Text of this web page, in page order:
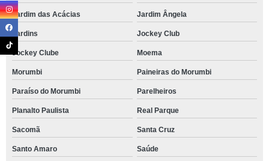
Jardim das Acácias Jardim Ângela
Jardins Jockey Club
Jockey Clube Moema
Morumbi Paineiras do Morumbi
Paraíso do Morumbi Parelheiros
Planalto Paulista Real Parque
Sacomã Santa Cruz
Santo Amaro Saúde